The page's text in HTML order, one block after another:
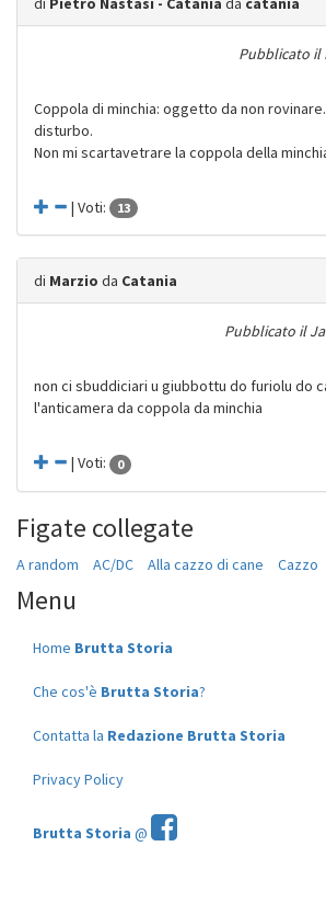
Pubblicato il
Coppola di minchia: oggetto da non
disturbo.
Non mi scartavetrare la coppola della
| Voti: 13
di Marzio da Catania
Pubblicato il
non ci sbuddiciari u giubbottu do furiolu do
l'anticamera da coppola da minchia
| Voti: 0
Figate collegate
A random AC/DC Alla cazzo di cane Cazzo
Menu
Home Brutta Storia
Che cos'è Brutta Storia?
Contatta la Redazione Brutta Storia
Privacy Policy
Brutta Storia @